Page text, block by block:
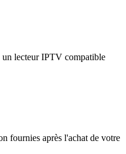
un lecteur IPTV compatible
fournies après l'achat de votre